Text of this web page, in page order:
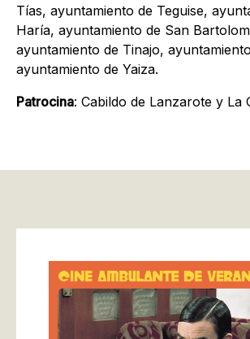
Tías, ayuntamiento de Teguise,
Haría, ayuntamiento de San
ayuntamiento de Tinajo,
ayuntamiento de Yaiza.
Patrocina: Cabildo de Lanzarote y La